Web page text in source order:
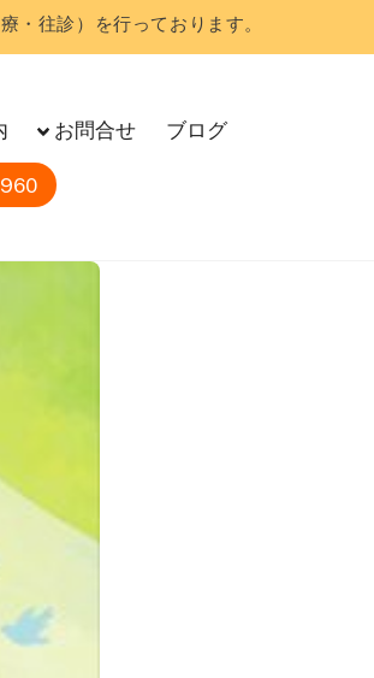
・往診）を行っております。
お問合せ ブログ